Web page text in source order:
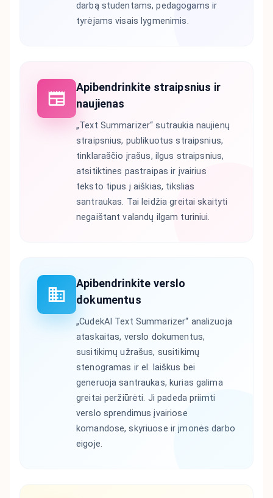
darbą studentams, pedagogams ir
tyrėjams visais lygmenimis.
Apibendrinkite straipsnius ir
naujienas
„Text Summarizer“ sutraukia naujienų
straipsnius, publikuotus straipsnius,
tinklaraščio įrašus, ilgus straipsnius,
atsitiktines pastraipas ir įvairius
teksto tipus į aiškias, tikslias
santraukas. Tai leidžia greitai skaityti
negaištant valandų ilgam turiniui.
Apibendrinkite verslo
dokumentus
„CudekAI Text Summarizer“ analizuoja
ataskaitas, verslo dokumentus,
susitikimų užrašus, susitikimų
stenogramas ir el. laiškus bei
generuoja santraukas, kurias galima
greitai peržiūrėti. Ji padeda priimti
verslo sprendimus įvairiose
komandose, skyriuose ir įmonės darbo
eigoje.